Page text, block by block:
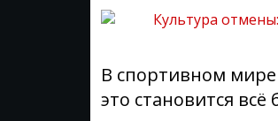
В спортивном
это становится